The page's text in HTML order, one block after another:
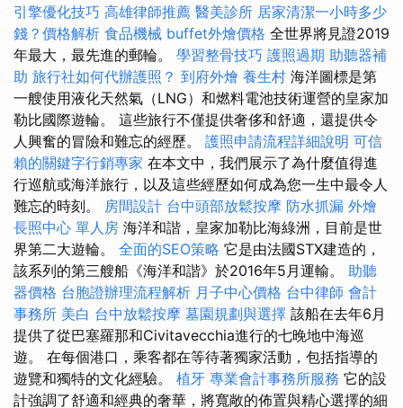
引擎優化技巧 高雄律師推薦 醫美診所 居家清潔一小時多少
錢？價格解析 食品機械 buffet外燴價格 全世界將見證2019
年最大，最先進的郵輪。 學習整骨技巧 護照過期 助聽器補
助 旅行社如何代辦護照？ 到府外燴 養生村 海洋圖標是第
一艘使用液化天然氣（LNG）和燃料電池技術運營的皇家加
勒比國際遊輪。 這些旅行不僅提供奢侈和舒適，還提供令
人興奮的冒險和難忘的經歷。 護照申請流程詳細說明 可信
賴的關鍵字行銷專家 在本文中，我們展示了為什麼值得進
行巡航或海洋旅行，以及這些經歷如何成為您一生中最令人
難忘的時刻。 房間設計 台中頭部放鬆按摩 防水抓漏 外燴
長照中心 單人房 海洋和諧，皇家加勒比海綠洲，目前是世
界第二大遊輪。 全面的SEO策略 它是由法國STX建造的，
該系列的第三艘船《海洋和諧》於2016年5月運輸。 助聽
器價格 台胞證辦理流程解析 月子中心價格 台中律師 會計
事務所 美白 台中放鬆按摩 墓園規劃與選擇 該船在去年6月
提供了從巴塞羅那和Civitavecchia進行的七晚地中海巡
遊。 在每個港口，乘客都在等待著獨家活動，包括指導的
遊覽和獨特的文化經驗。 植牙 專業會計事務所服務 它的設
計強調了舒適和經典的奢華，將寬敞的佈置與精心選擇的細